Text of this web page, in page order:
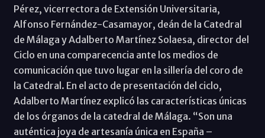
Pérez, vicerrectora de Extensión Universitaria,
Alfonso Fernández-Casamayor, deán de la Catedral
de Málaga y Adalberto Martínez Solaesa, director del
Ciclo en una comparecencia ante los medios de
comunicación que tuvo lugar en la sillería del coro de
la Catedral. En el acto de presentación del ciclo,
Adalberto Martínez explicó las características únicas
de los órganos de la catedral de Málaga. “Son una
auténtica joya de artesanía única en España –